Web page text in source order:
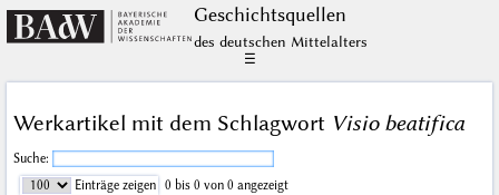
Geschichts­quellen
des deutschen Mittelalters
☰
Werkartikel mit dem Schlagwort Visio beatifica
Suche:
Einträge zeigen
0 bis 0 von 0 angezeigt